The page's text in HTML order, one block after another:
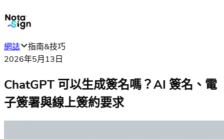
網誌
指南&技巧
2026年5月13日
ChatGPT 可以生成簽名嗎？AI 簽名、電
子簽署與線上簽約要求